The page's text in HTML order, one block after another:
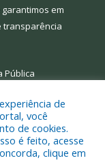
em
transparência
Pública
de Limoeiro
de
você
de cookies.
é feito, acesse
clique em